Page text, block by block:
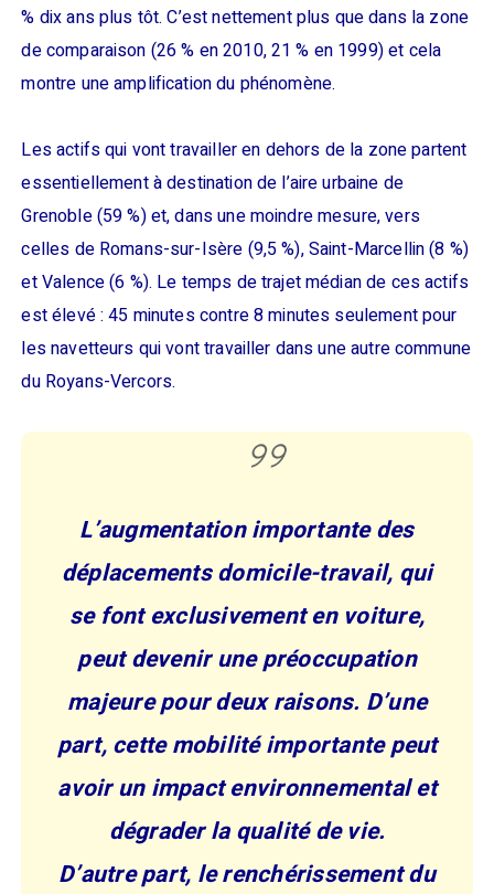
% dix ans plus tôt. C’est nettement plus que dans la zone
de comparaison (26 % en 2010, 21 % en 1999) et cela
montre une amplification du phénomène.
Les actifs qui vont travailler en dehors de la zone partent
essentiellement à destination de l’aire urbaine de
Grenoble (59 %) et, dans une moindre mesure, vers
celles de Romans-sur-Isère (9,5 %), Saint-Marcellin (8 %)
et Valence (6 %). Le temps de trajet médian de ces actifs
est élevé : 45 minutes contre 8 minutes seulement pour
les navetteurs qui vont travailler dans une autre commune
du Royans-Vercors.
L’augmentation importante des
déplacements domicile-travail, qui
se font exclusivement en voiture,
peut devenir une préoccupation
majeure pour deux raisons. D’une
part, cette mobilité importante peut
avoir un impact environnemental et
dégrader la qualité de vie.
D’autre part, le renchérissement du